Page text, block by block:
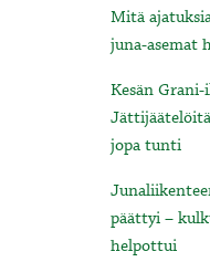
Mitä
juna-asemat
Kesän
jopa tunti
päättyi –
helpottui